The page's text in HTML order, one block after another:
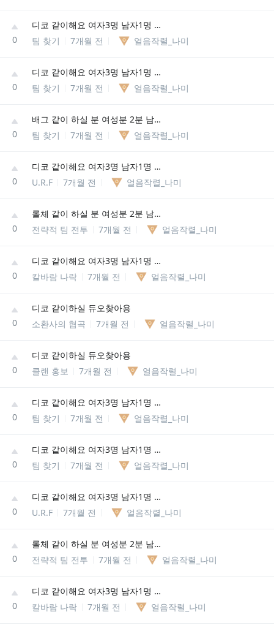
0
디코 같이해요 여자3명 남자1명 저희 4명이에용
팀 찾기
7개월 전 얼음작렬_나미
0
디코 같이해요 여자3명 남자1명 저희 4명이에용
팀 찾기
7개월 전 얼음작렬_나미
0
배그 같이 하실 분 여성분 2분 남자 1명 저희 3명이에용
팀 찾기
7개월 전 얼음작렬_나미
0
디코 같이해요 여자3명 남자1명 저희 4명이에용
U.R.F
7개월 전 얼음작렬_나미
0
롤체 같이 하실 분 여성분 2분 남자 1명 저희 4명이에용
전략적 팀 전투
7개월 전 얼음작렬_나미
0
디코 같이해요 여자3명 남자1명 저희 4명이에용
칼바람 나락
7개월 전 얼음작렬_나미
0
디코 같이하실 듀오찾아용
소환사의 협곡
7개월 전 얼음작렬_나미
0
디코 같이하실 듀오찾아용
클랜 홍보
7개월 전 얼음작렬_나미
0
디코 같이해요 여자3명 남자1명 저희 4명이에용
팀 찾기
7개월 전 얼음작렬_나미
0
디코 같이해요 여자3명 남자1명 저희 4명이에용
팀 찾기
7개월 전 얼음작렬_나미
0
디코 같이해요 여자3명 남자1명 저희 4명이에용
U.R.F
7개월 전 얼음작렬_나미
0
롤체 같이 하실 분 여성분 2분 남자 1명 저희 4명이에용
전략적 팀 전투
7개월 전 얼음작렬_나미
0
디코 같이해요 여자3명 남자1명 저희 4명이에용
칼바람 나락
7개월 전 얼음작렬_나미